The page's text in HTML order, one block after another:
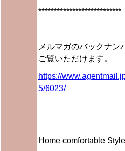
***************************
メルマガのバックナン
ご覧いただけます。
https://
5/6023/
Home comfortable